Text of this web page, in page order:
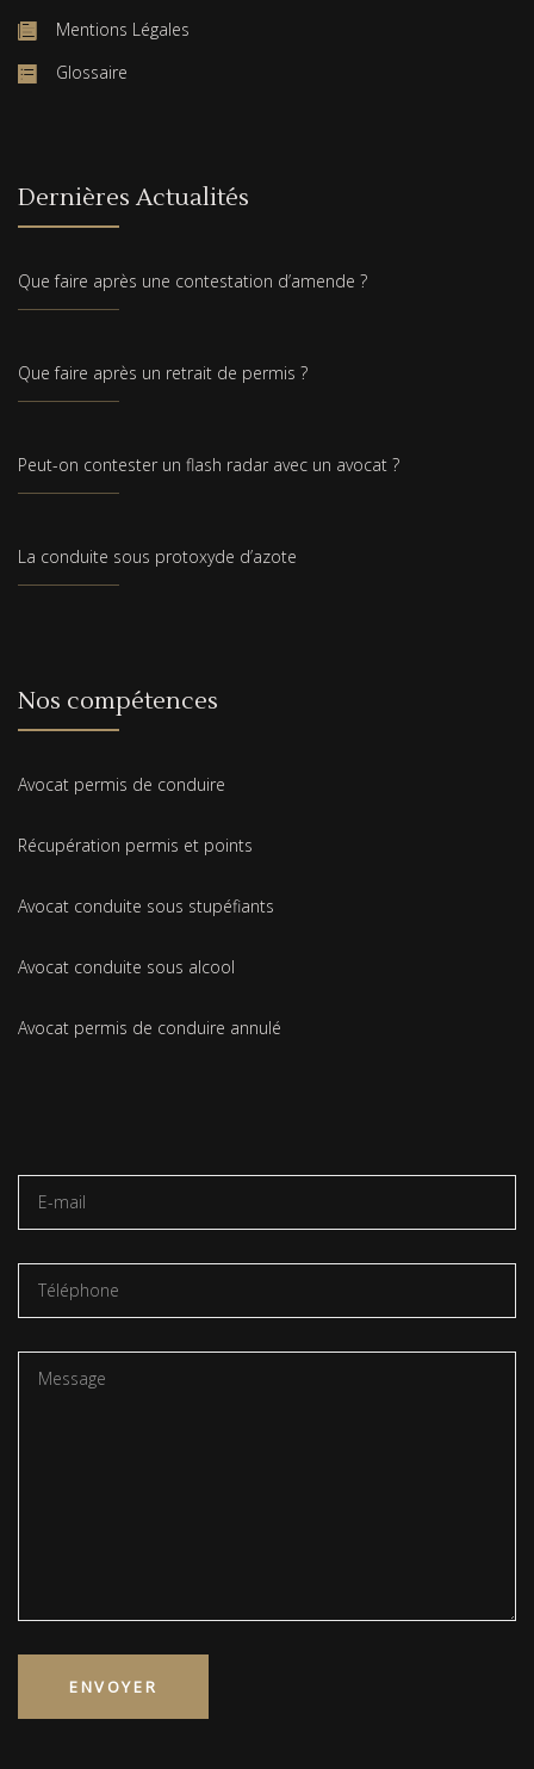
Mentions Légales
Glossaire
Dernières Actualités
Que faire après une contestation d’amende ?
Que faire après un retrait de permis ?
Peut-on contester un flash radar avec un avocat ?
La conduite sous protoxyde d’azote
Nos compétences
Avocat permis de conduire
Récupération permis et points
Avocat conduite sous stupéfiants
Avocat conduite sous alcool
Avocat permis de conduire annulé